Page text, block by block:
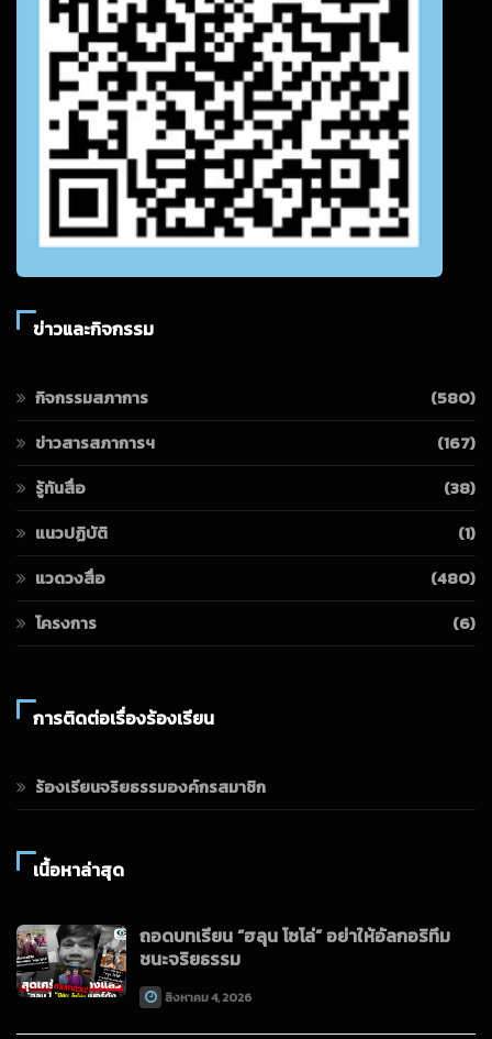
ข่าวและกิจกรรม
กิจกรรมสภาการ
(580)
ข่าวสารสภาการฯ
(167)
รู้ทันสื่อ
(38)
แนวปฏิบัติ
(1)
แวดวงสื่อ
(480)
โครงการ
(6)
การติดต่อเรื่องร้องเรียน
ร้องเรียนจริยธรรมองค์กรสมาชิก
เนื้อหาล่าสุด
ถอดบทเรียน “ฮลุน โซโล่” อย่าให้อัลกอริทึม
ชนะจริยธรรม
สิงหาคม 4, 2026